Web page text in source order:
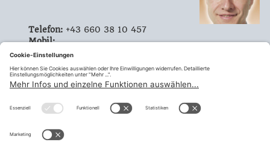
Telefon:+43 660 38 10 457
Mobil:
Email: franz.lukas@liwest.at
Landesvertretungen Oberösterreich
Mitglied22 - Pensionist:innen
Der Benutzer wurde nicht gefunden